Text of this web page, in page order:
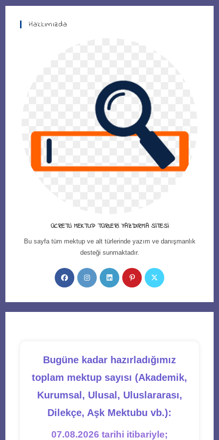
Hakkımızda
ÜCRETLI MEKTUP TÜRLERI YAZDIRMA SITESI
Bu sayfa tüm mektup ve alt türlerinde yazım ve danışmanlık
desteği sunmaktadır.
Opens
in
Opens
in
Opens
in
Opens
in
Opens
Bugüne kadar hazırladığımız
toplam mektup sayısı (Akademik,
Kurumsal, Ulusal, Uluslararası,
Dilekçe, Aşk Mektubu vb.):
07.08.2026 tarihi itibariyle;